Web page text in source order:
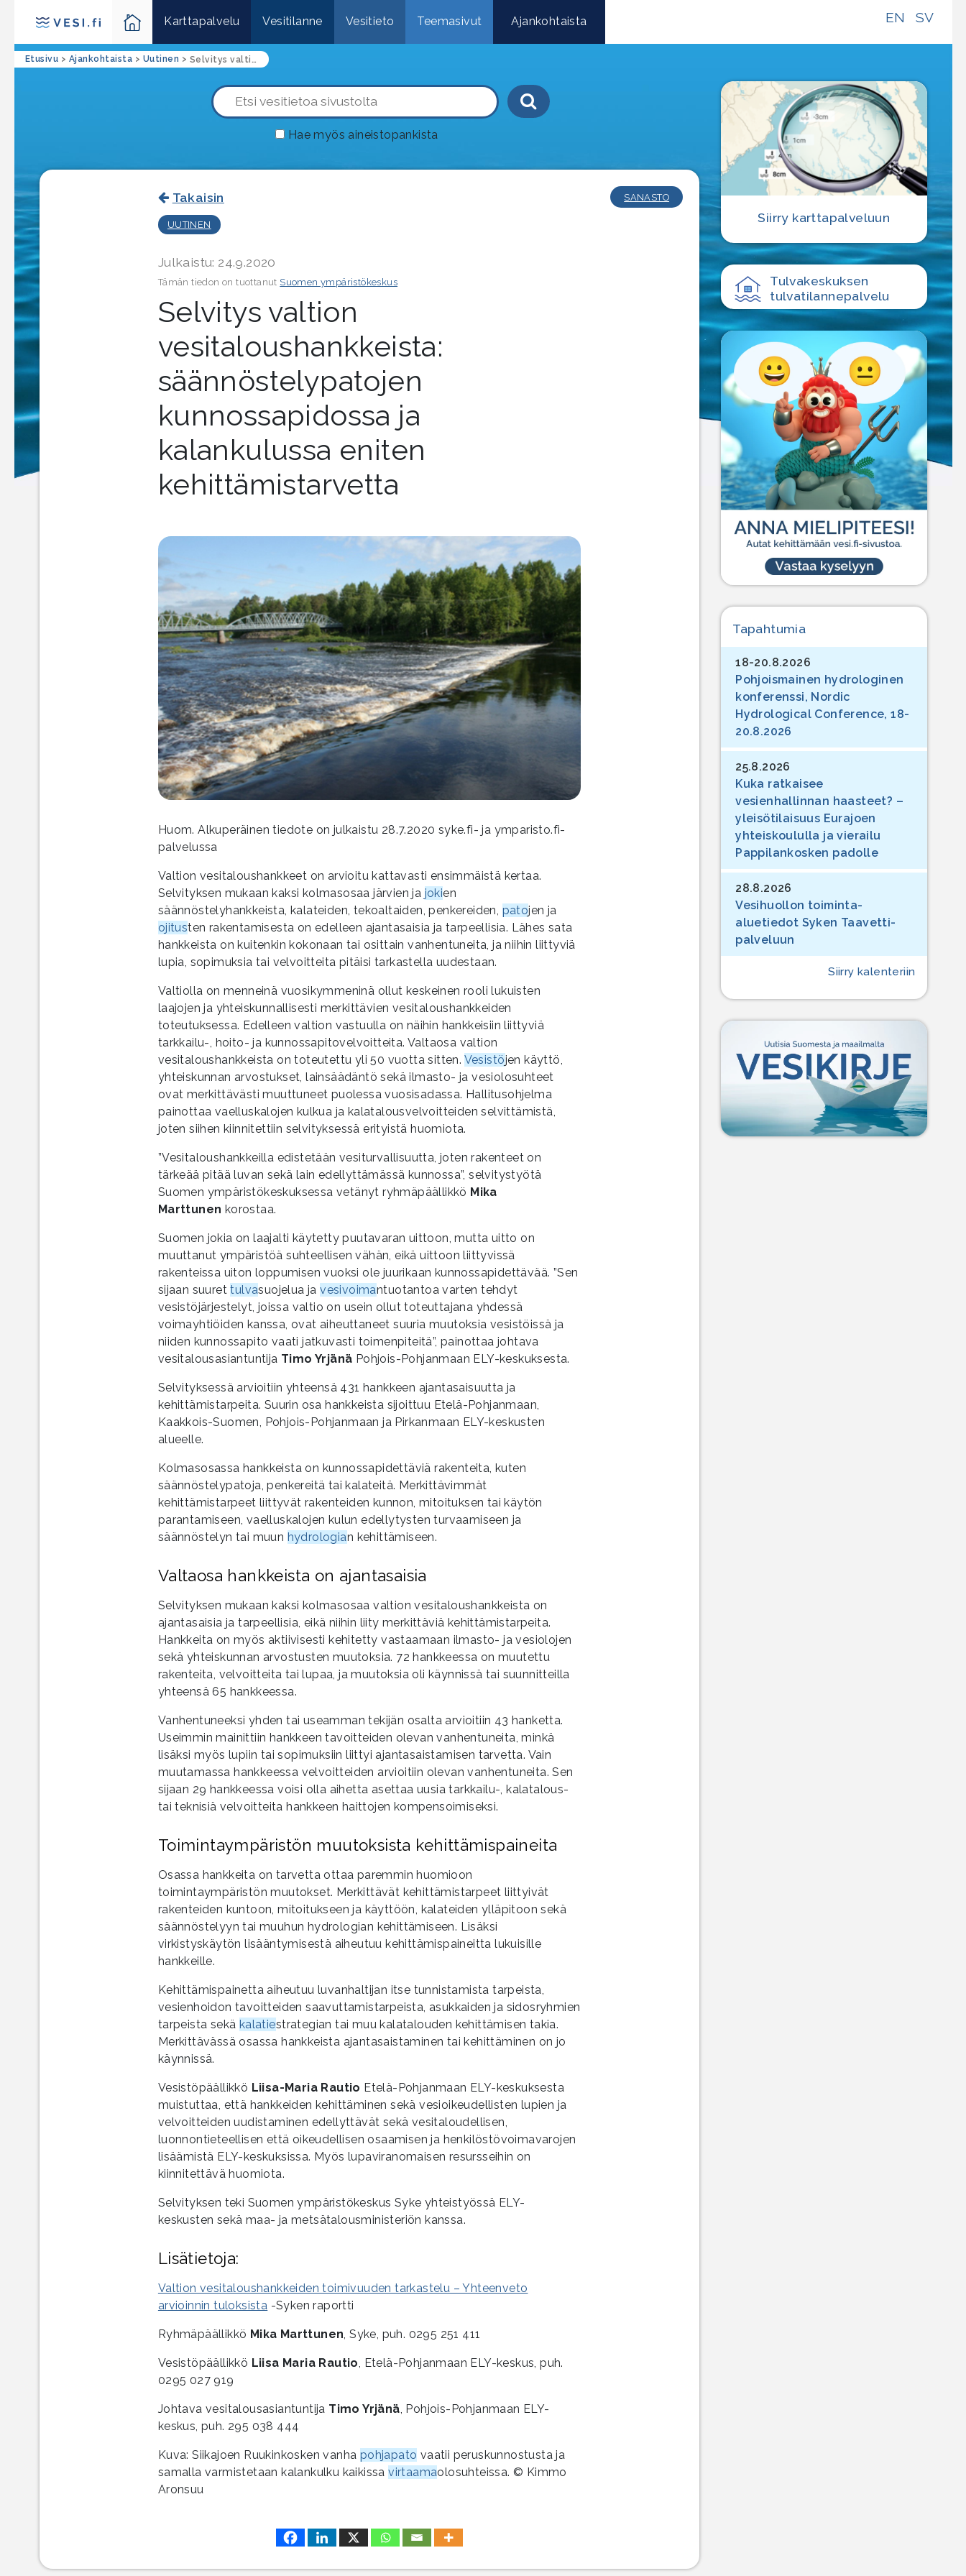
SV
EN
Karttapalvelu Vesitilanne Vesitieto Teemasivut Ajankohtaista
Etusivu > Ajankohtaista > Uutinen > Selvitys valtion vesitaloushankkeista: säännöstelypatojen kunnossapidossa ja kalankulussa eniten kehittämistarvetta
Haku-painike
Hae myös aineistopankista
Takaisin
UUTINEN
Julkaistu: 24.9.2020
Tämän tiedon on tuottanut Suomen ympäristökeskus
Selvitys valtion
vesitaloushankkeista:
säännöstelypatojen
kunnossapidossa ja
kalankulussa eniten
kehittämistarvetta
Huom. Alkuperäinen tiedote on julkaistu 28.7.2020 syke.fi- ja ymparisto.fi-
palvelussa
Valtion vesitaloushankkeet on arvioitu kattavasti ensimmäistä kertaa.
Selvityksen mukaan kaksi kolmasosaa järvien ja jokien
säännöstelyhankkeista, kalateiden, tekoaltaiden, penkereiden, patojen ja
ojitusten rakentamisesta on edelleen ajantasaisia ja tarpeellisia. Lähes sata
hankkeista on kuitenkin kokonaan tai osittain vanhentuneita, ja niihin liittyviä
lupia, sopimuksia tai velvoitteita pitäisi tarkastella uudestaan.
Valtiolla on menneinä vuosikymmeninä ollut keskeinen rooli lukuisten
laajojen ja yh­teiskunnallisesti merkittävien vesitaloushankkeiden
toteutuksessa. Edelleen valtion vastuulla on näihin hankkeisiin liittyviä
tarkkailu-, hoito- ja kunnossapitovelvoittei­ta. Valtaosa valtion
vesitaloushankkeista on toteutettu yli 50 vuotta sitten. Vesistöjen käyttö,
yhteiskunnan arvostukset, lainsäädäntö sekä ilmasto- ja vesiolosuhteet
ovat merkittävästi muuttuneet puolessa vuosisadassa. Hallitusohjelma
painottaa vaelluskalojen kulkua ja kalatalousvelvoitteiden selvittämistä,
joten siihen kiinnitettiin selvityksessä erityistä huomiota.
”Vesitaloushankkeilla edistetään vesiturvallisuutta, joten rakenteet on
tärkeää pitää luvan sekä lain edellyttämässä kunnossa”, selvitystyötä
Suomen ympäristökeskuksessa vetänyt ryhmäpäällikkö Mika
Marttunen korostaa.
Suomen jokia on laajalti käytetty puutavaran uittoon, mutta uitto on
muuttanut ympäristöä suhteellisen vähän, eikä uittoon liittyvissä
rakenteissa uiton loppumisen vuoksi ole juurikaan kunnossapidettävää. ”Sen
sijaan suurettulvasuojelua javesivoimantuotantoa varten tehdyt
vesistöjärjestelyt, joissa valtio on usein ollut toteuttajana yhdessä
voimayhtiöiden kanssa, ovat aiheuttaneet suuria muutoksia vesistöissä ja
niiden kunnossapito vaati jatkuvasti toimenpiteitä”, painottaa johtava
vesitalousasiantuntija Timo Yrjänä Pohjois-Pohjanmaan ELY-keskuksesta.
Selvityksessä arvioitiin yhteensä 431 hankkeen ajantasaisuutta ja
kehittämistarpeita. Suurin osa hankkeista sijoittuu Etelä-Pohjanmaan,
Kaakkois-Suomen, Pohjois-Pohjanmaan ja Pirkanmaan ELY-keskusten
alueelle.
Kolmasosassa hankkeista on kunnossapidettäviä rakenteita, kuten
säännöstelypatoja, penkereitä tai kalateitä. Merkittävimmät
kehittämistarpeet liittyvät rakenteiden kunnon, mitoituksen tai käytön
parantamiseen, vaelluskalojen kulun edellytysten turvaamiseen ja
säännöstelyn tai muun hydrologian kehittämiseen.
Valtaosa hankkeista on ajantasaisia
Selvityksen mukaan kaksi kolmasosaa valtion vesitaloushankkeista on
ajantasaisia ja tarpeellisia, eikä niihin liity merkittäviä kehittämistarpeita.
Hankkeita on myös aktiivisesti kehitetty vastaamaan ilmasto- ja vesiolojen
sekä yhteiskunnan arvostusten muutoksia. 72 hankkeessa on muutettu
rakenteita, velvoitteita tai lupaa, ja muutoksia oli käynnissä tai suunnitteilla
yhteensä 65 hankkeessa.
Vanhentuneeksi yhden tai useamman tekijän osalta arvioitiin 43 hanketta.
Useimmin mainittiin hankkeen tavoitteiden olevan vanhentuneita, minkä
lisäksi myös lupiin tai sopimuksiin liittyi ajantasaistamisen tarvetta. Vain
muutamassa hankkeessa velvoitteiden arvioitiin olevan vanhentuneita. Sen
sijaan 29 hankkeessa voisi olla aihetta asettaa uusia tarkkailu-, kalatalous-
tai teknisiä velvoitteita hankkeen haittojen kompensoimiseksi.
Toimintaympäristön muutoksista kehittämispaineita
Osassa hankkeita on tarvetta ottaa paremmin huomioon
toimintaympäristön muutokset. Merkittävät kehittämistarpeet liittyivät
rakenteiden kuntoon, mitoitukseen ja käyttöön, kalateiden ylläpitoon sekä
säännöstelyyn tai muuhun hydrologian kehittämiseen. Lisäksi
virkistyskäytön lisääntymisestä aiheutuu kehittämispaineitta lukuisille
hankkeille.
Kehittämispainetta aiheutuu luvanhaltijan itse tunnistamista tarpeista,
vesienhoidon tavoitteiden saavuttamistarpeista, asukkaiden ja sidosryhmien
tarpeista sekä kalatiestrategian tai muu kalatalouden kehittämisen takia.
Merkittävässä osassa hankkeista ajantasaistaminen tai kehittäminen on jo
käynnissä.
Vesistöpäällikkö Liisa-Maria Rautio Etelä-Pohjanmaan ELY-keskuksesta
muistuttaa, että hankkeiden kehittäminen sekä vesioikeudellisten lupien ja
velvoitteiden uudistaminen edellyttävät sekä vesitaloudellisen,
luonnontieteellisen että oikeudellisen osaamisen ja henkilöstövoimavarojen
lisäämistä ELY-keskuksissa. Myös lupaviranomaisen resursseihin on
kiinnitettävä huomiota.
Selvityksen teki Suomen ympäristökeskus Syke yhteistyössä ELY-
keskusten sekä maa- ja metsätalousministeriön kanssa.
Lisätietoja:
Valtion vesitaloushankkeiden toimivuuden tarkastelu – Yhteenveto
arvioinnin tuloksista -Syken raportti
Ryhmäpäällikkö Mika Marttunen , Syke, puh. 0295 251 411
Vesistöpäällikkö Liisa Maria Rautio , Etelä-Pohjanmaan ELY-keskus, puh.
0295 027 919
Johtava vesitalousasiantuntija Timo Yrjänä , Pohjois-Pohjanmaan ELY-
keskus, puh. 295 038 444
Kuva: Siikajoen Ruukinkosken vanha pohjapato vaatii peruskunnostusta ja
samalla varmistetaan kalankulku kaikissavirtaamaolosuhteissa. © Kimmo
Aronsuu
SANASTO
Siirry karttapalveluun
Tulvakeskuksen
tulvatilanne­palvelu
Tapahtumia
18-20.8.2026
Pohjoismainen hydrologinen
konferenssi, Nordic
Hydrological Conference, 18-
20.8.2026
25.8.2026
Kuka ratkaisee
vesienhallinnan haasteet? –
yleisötilaisuus Eurajoen
yhteiskoululla ja vierailu
Pappilankosken padolle
28.8.2026
Vesihuollon toiminta-
aluetiedot Syken Taavetti-
palveluun
Siirry kalenteriin